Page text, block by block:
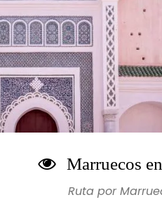
Marruecos
Ruta por